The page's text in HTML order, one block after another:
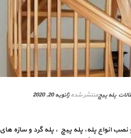
پله پیچمنتشر شده ژانویه 20, 2020
انواع پله، پله پیچ ، پله گرد و سازه های